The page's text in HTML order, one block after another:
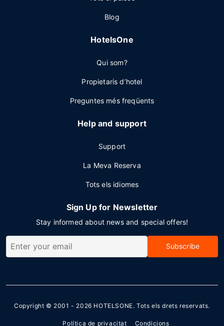
Blog
HotelsOne
Qui som?
Propietaris d’hotel
Preguntes més freqüents
Help and support
Support
La Meva Reserva
Tots els idiomes
Sign Up for Newsletter
Stay informed about news and special offers!
Subscribe
Copyright © 2001 - 2026 HOTELSONE. Tots els drets reservats.
Política de privacitat Condicions